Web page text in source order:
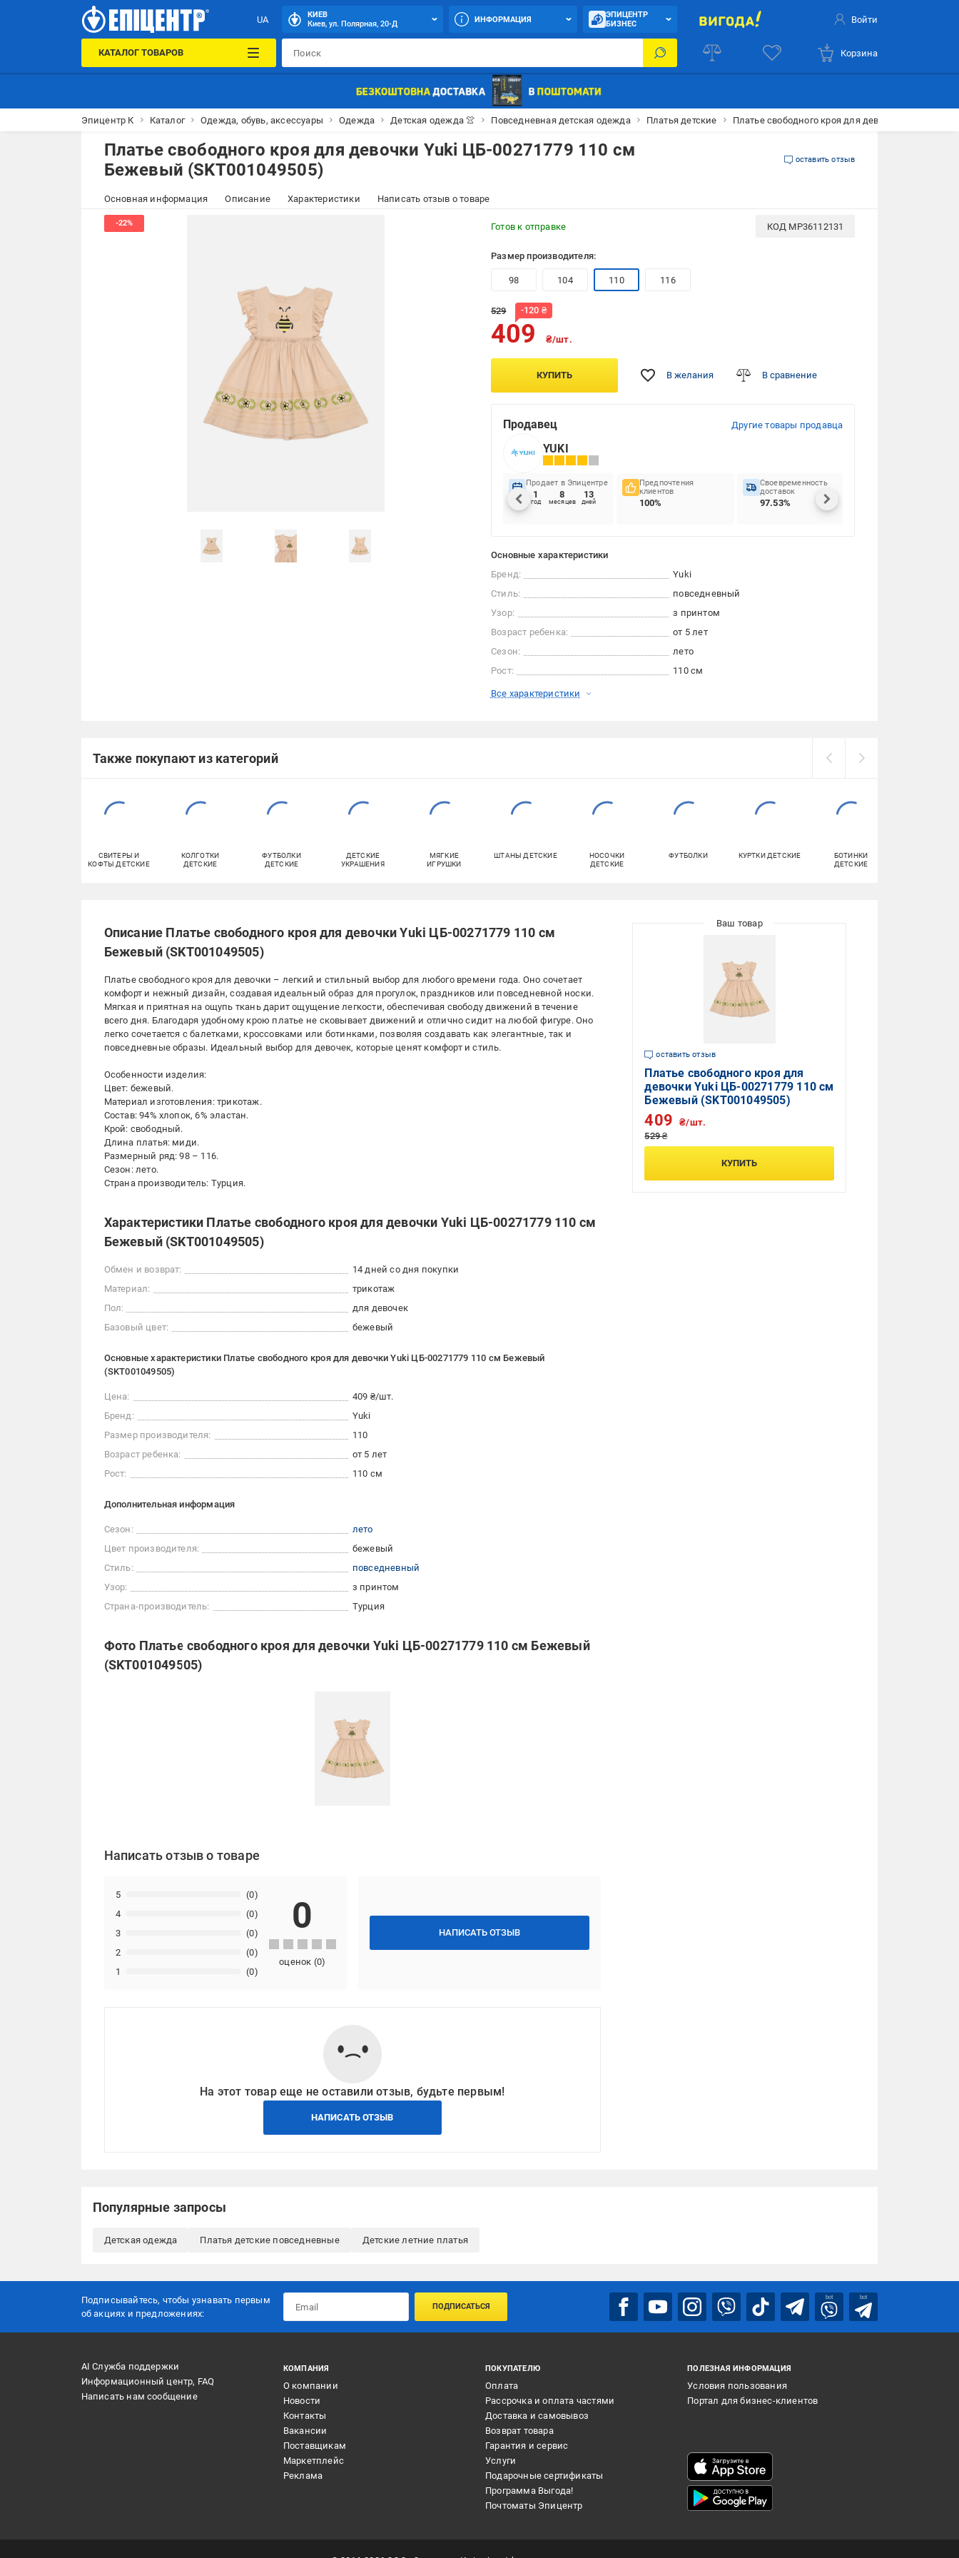
UA
КИЕВ
Киев, ул. Полярная, 20-Д
ИНФОРМАЦИЯ
ЭПИЦЕНТР
БИЗНЕС
Войти
КАТАЛОГ ТОВАРОВ Корзина
Эпицентр К Каталог Одежда, обувь, аксессуары Одежда Детская одежда 👚 Повседневная детская одежда Платья детские Платье свободного кроя для девочки Yuki ЦБ-
Платье свободного кроя для девочки Yuki ЦБ-00271779 110 см
Бежевый (SKT001049505)
оставить отзыв
Основная информация Описание Характеристики Написать отзыв о товаре
Готов к отправке КОД MP36112131
Размер производителя:
98 104 110 116
529 -120 ₴
409 ₴/шт.
КУПИТЬ В желания В сравнение
Продавец Другие товары продавца
YUKI
Продает в Эпицентре
1
год
8
месяцев
13
дней
Предпочтения
клиентов
100%
Своевременность
доставок
97.53%
Основные характеристики
Бренд:
Yuki
Стиль:
повседневный
Узор:
з принтом
Возраст ребенка:
от 5 лет
Сезон:
лето
Рост:
110 см
Все характеристики
Также покупают из категорий
СВИТЕРЫ И
КОФТЫ ДЕТСКИЕ
КОЛГОТКИ
ДЕТСКИЕ
ФУТБОЛКИ
ДЕТСКИЕ
ДЕТСКИЕ
УКРАШЕНИЯ
МЯГКИЕ
ИГРУШКИ
ШТАНЫ ДЕТСКИЕ
НОСОЧКИ
ДЕТСКИЕ
ФУТБОЛКИ КУРТКИ ДЕТСКИЕ
БОТИНКИ
ДЕТСКИЕ
Описание Платье свободного кроя для девочки Yuki ЦБ-00271779 110 см
Бежевый (SKT001049505)
Платье свободного кроя для девочки – легкий и стильный выбор для любого времени года. Оно сочетает
комфорт и нежный дизайн, создавая идеальный образ для прогулок, праздников или повседневной носки.
Мягкая и приятная на ощупь ткань дарит ощущение легкости, обеспечивая свободу движений в течение
всего дня. Благодаря удобному крою платье не сковывает движений и отлично сидит на любой фигуре. Оно
легко сочетается с балетками, кроссовками или ботинками, позволяя создавать как элегантные, так и
повседневные образы. Идеальный выбор для девочек, которые ценят комфорт и стиль.
Особенности изделия:
Цвет: бежевый.
Материал изготовления: трикотаж.
Состав: 94% хлопок, 6% эластан.
Крой: свободный.
Длина платья: миди.
Размерный ряд: 98 – 116.
Сезон: лето.
Страна производитель: Турция.
Характеристики Платье свободного кроя для девочки Yuki ЦБ-00271779 110 см
Бежевый (SKT001049505)
Обмен и возврат:
14 дней со дня покупки
Материал:
трикотаж
Пол:
для девочек
Базовый цвет:
бежевый
Основные характеристики Платье свободного кроя для девочки Yuki ЦБ-00271779 110 см Бежевый
(SKT001049505)
Цена:
409 ₴/шт.
Бренд:
Yuki
Размер производителя:
110
Возраст ребенка:
от 5 лет
Рост:
110 см
Дополнительная информация
Сезон:
лето
Цвет производителя:
бежевый
Стиль:
повседневный
Узор:
з принтом
Страна-производитель:
Турция
Фото Платье свободного кроя для девочки Yuki ЦБ-00271779 110 см Бежевый
(SKT001049505)
Написать отзыв о товаре
НАПИСАТЬ ОТЗЫВ
1 (0)
2 (0)
3 (0)
4 (0)
5 (0)
0
оценок (0)
На этот товар еще не оставили отзыв, будьте первым!
НАПИСАТЬ ОТЗЫВ
оставить отзыв
Платье свободного кроя для
девочки Yuki ЦБ-00271779 110 см
Бежевый (SKT001049505)
529 ₴
409 ₴/шт.
КУПИТЬ
Популярные запросы
Детская одежда Платья детские повседневные Детские летние платья
Подписывайтесь, чтобы узнавать первым
об акцияx и предложениях:
ПОДПИСАТЬСЯ
bot bot
AI Служба поддержки
Информационный центр, FAQ
Написать нам сообщение
КОМПАНИЯ
О компании
Новости
Контакты
Вакансии
Поставщикам
Маркетплейс
Реклама
ПОКУПАТЕЛЮ
Оплата
Рассрочка и оплата частями
Доставка и самовывоз
Возврат товара
Гарантия и сервис
Услуги
Подарочные сертификаты
Программа Выгода!
Почтоматы Эпицентр
ПОЛЕЗНАЯ ИНФОРМАЦИЯ
Условия пользования
Портал для бизнес-клиентов